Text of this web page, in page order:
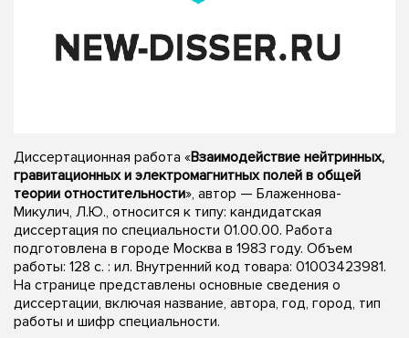
Диссертационная работа «Взаимодействие нейтринных,
гравитационных и электромагнитных полей в общей
теории отностительности», автор — Блаженнова-
Микулич, Л.Ю., относится к типу: кандидатская
диссертация по специальности 01.00.00. Работа
подготовлена в городе Москва в 1983 году. Объем
работы: 128 c. : ил. Внутренний код товара: 01003423981.
На странице представлены основные сведения о
диссертации, включая название, автора, год, город, тип
работы и шифр специальности.